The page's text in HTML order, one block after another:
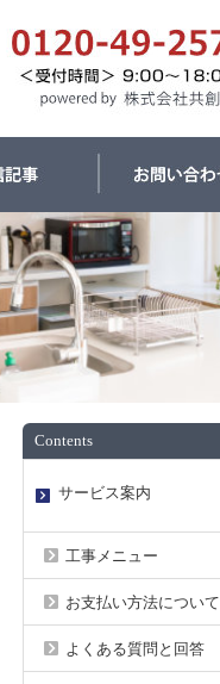
Contents
サービス案内
工事メニュー
お支払い方法について
よくある質問と回答